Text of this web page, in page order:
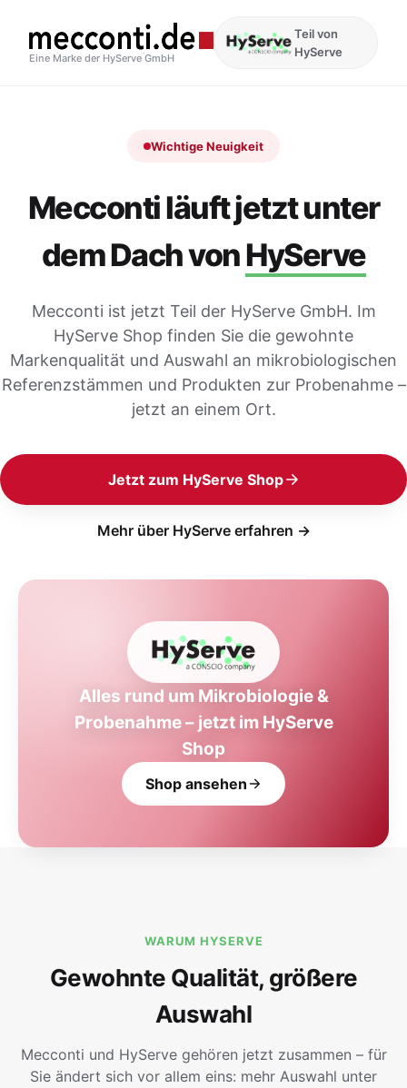
Eine Marke der HyServe GmbH
Teil von
HyServe
Wichtige Neuigkeit
Mecconti läuft jetzt unter
dem Dach vonHyServe
Mecconti ist jetzt Teil der HyServe GmbH. Im
HyServe Shop finden Sie die gewohnte
Markenqualität und Auswahl an mikrobiologischen
Referenzstämmen und Produkten zur Probenahme –
jetzt an einem Ort.
Jetzt zum HyServe Shop
Mehr über HyServe erfahren →
Alles rund um Mikrobiologie &
Probenahme – jetzt im HyServe
Shop
Shop ansehen
WARUM HYSERVE
Gewohnte Qualität, größere
Auswahl
Mecconti und HyServe gehören jetzt zusammen – für
Sie ändert sich vor allem eins: mehr Auswahl unter